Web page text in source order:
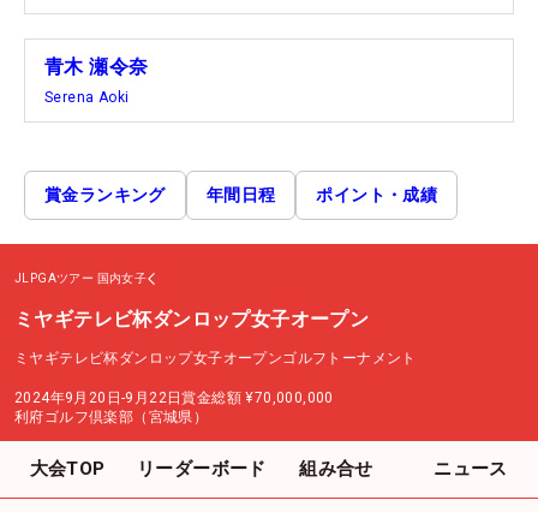
青木 瀬令奈
Serena Aoki
賞金ランキング 年間日程 ポイント・成績
JLPGAツアー 国内女子
ミヤギテレビ杯ダンロップ女子オープン
ミヤギテレビ杯ダンロップ女子オープンゴルフトーナメント
2024年9月20日-9月22日賞金総額 ¥70,000,000
利府ゴルフ倶楽部（宮城県）
大会TOP リーダーボード 組み合せ ニュース